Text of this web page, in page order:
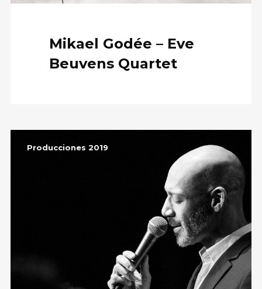
Mikael Godée – Eve
Beuvens Quartet
Producciones 2019